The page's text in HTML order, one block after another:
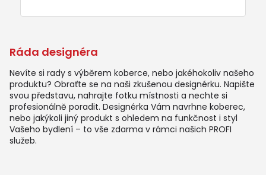
Ráda designéra
Nevíte si rady s výběrem koberce, nebo jakéhokoliv našeho
produktu? Obraťte se na naši zkušenou designérku. Napište
svou představu, nahrajte fotku místnosti a nechte si
profesionálně poradit. Designérka Vám navrhne koberec,
nebo jakýkoli jiný produkt s ohledem na funkčnost i styl
Vašeho bydlení – to vše zdarma v rámci našich PROFI
služeb.